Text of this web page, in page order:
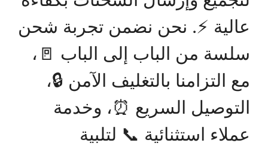
عالية ⚡. نحن نضمن تجربة شحن
سلسة من الباب إلى الباب 🚪،
مع التزامنا بالتغليف الآمن 🔒،
التوصيل السريع ⏰، وخدمة
عملاء استثنائية 📞 لتلبية